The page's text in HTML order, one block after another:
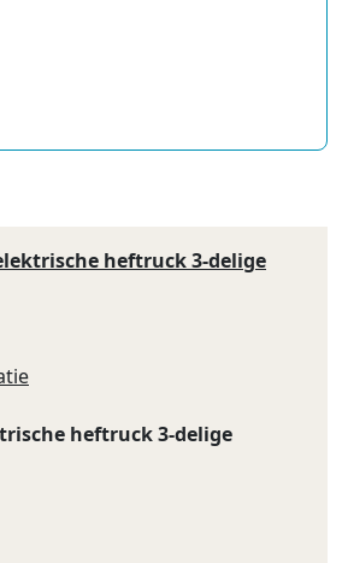
heftruck 3-delige
heftruck 3-delige